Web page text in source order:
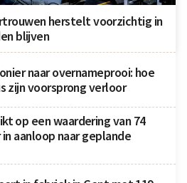
herstelt voorzichtig in
blijven
naar overnameprooi: hoe
zijn voorsprong verloor
op een waardering van 74
aanloop naar geplande